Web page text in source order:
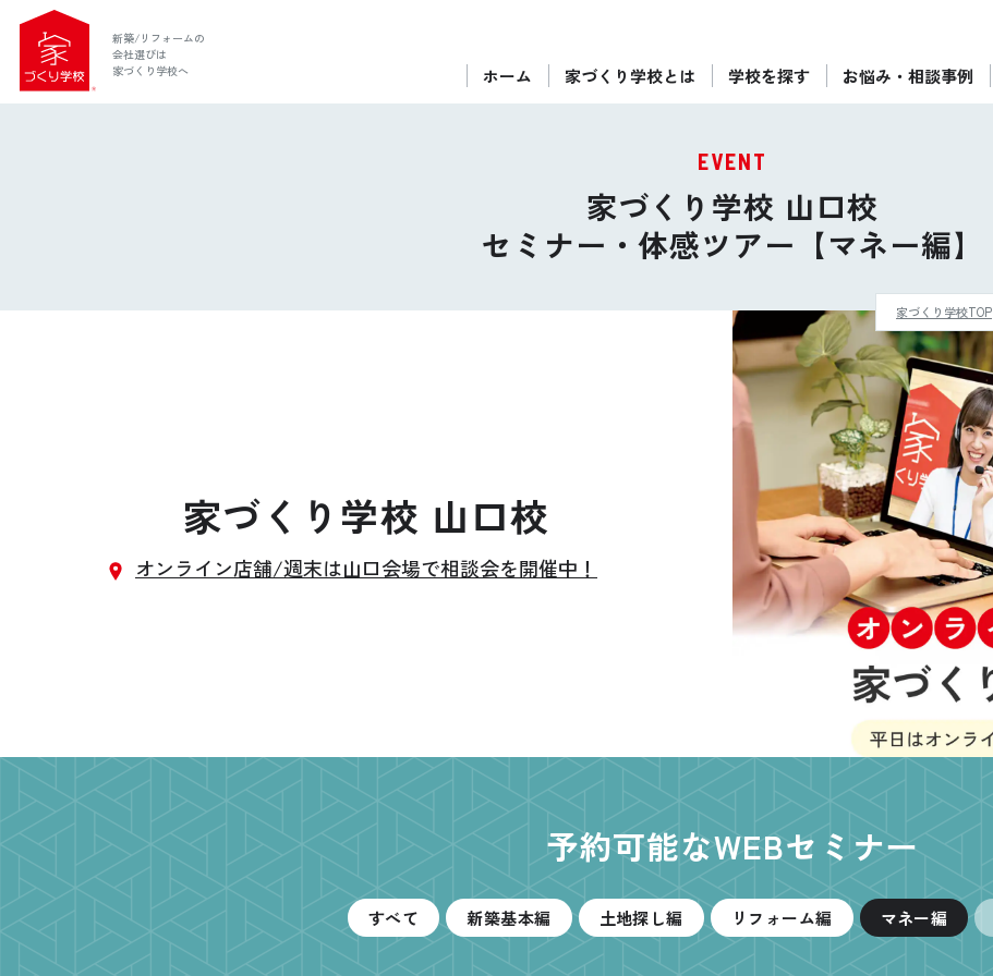
新築/リフォームの
会社選びは
家づくり学校へ
ホーム 家づくり学校とは 学校を探す お悩み・相談事例
ぴったりの住宅会社をご提案
後悔しない家づくりをレクチャー
セミナーをみる
お悩み・相談事例
よくある質問
公式SNSをチェック
YOUTUBE Instagram
プライバシーポリシー
EVENT
家づくり学校 山口校
セミナー・体感ツアー 【マネー編】
家づくり学校TOP
家づくり学校 山口校
オンライン店舗/週末は山口会場で相談会を開催中！
予約可能なWEBセミナー
すべて 新築基本編 土地探し編 リフォーム編 マネー編